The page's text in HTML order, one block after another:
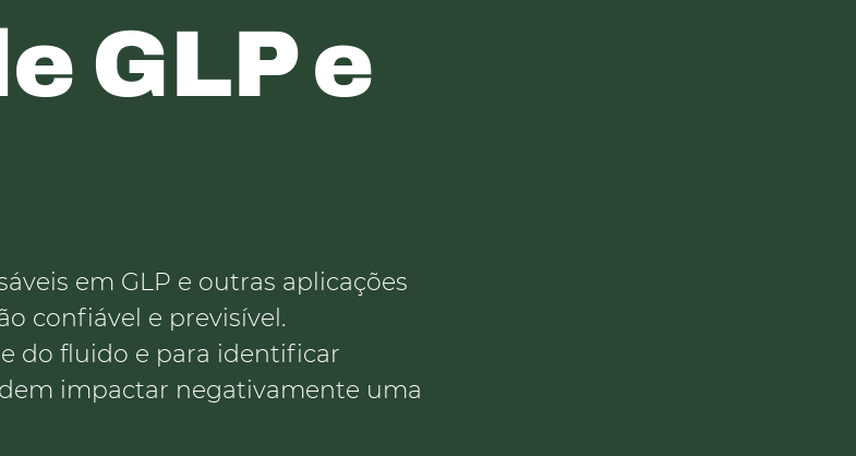
GLP e
em GLP e outras aplicações
confiável e previsível.
do fluido e para identificar
impactar negativamente uma